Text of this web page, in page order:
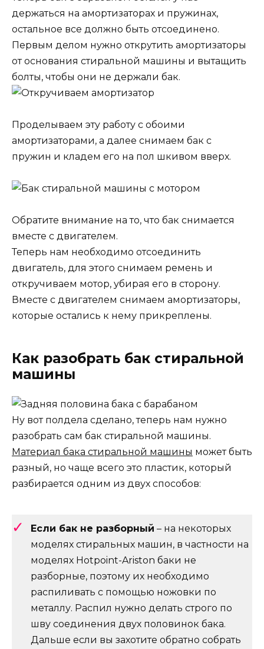
держаться на амортизаторах и пружинах,
остальное все должно быть отсоединено.
Первым делом нужно открутить амортизаторы
от основания стиральной машины и вытащить
болты, чтобы они не держали бак.
Проделываем эту работу с обоими
амортизаторами, а далее снимаем бак с
пружин и кладем его на пол шкивом вверх.
Обратите внимание на то, что бак снимается
вместе с двигателем.
Теперь нам необходимо отсоединить
двигатель, для этого снимаем ремень и
откручиваем мотор, убирая его в сторону.
Вместе с двигателем снимаем амортизаторы,
которые остались к нему прикреплены.
Как разобрать бак стиральной
машины
Ну вот полдела сделано, теперь нам нужно
разобрать сам бак стиральной машины.
Материал бака стиральной машины может быть
разный, но чаще всего это пластик, который
разбирается одним из двух способов:
Если бак не разборный – на некоторых
моделях стиральных машин, в частности на
моделях Hotpoint-Ariston баки не
разборные, поэтому их необходимо
распиливать с помощью ножовки по
металлу. Распил нужно делать строго по
шву соединения двух половинок бака.
Дальше если вы захотите обратно собрать